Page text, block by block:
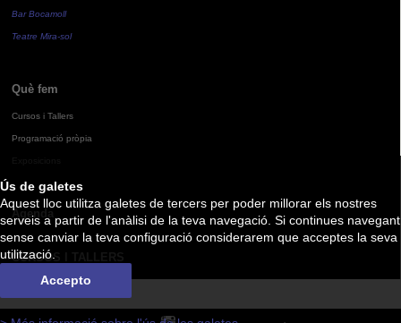
Ús de galetes
Aquest lloc utilitza galetes de tercers per poder millorar els nostres
serveis a partir de l'anàlisi de la teva navegació. Si continues navegant
sense canviar la teva configuració considerarem que acceptes la seva
utilització.
Accepto
Bar Bocamoll
Teatre Mira-sol
Què fem
Cursos i Tallers
Programació pròpia
Agenda
CURSOS I TALLERS